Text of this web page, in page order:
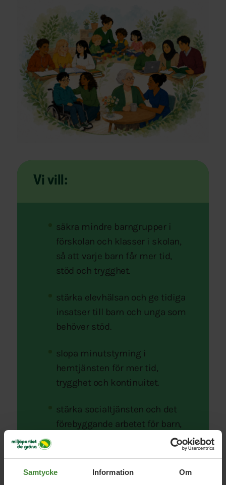
Samtycke Information Om
Vi vill:
säkra mindre barngrupper i
förskolan och klasser i skolan,
så att varje barn får mer tid,
stöd och trygghet.
stärka elevhälsan och ge tidiga
insatser till barn och unga som
behöver stöd.
slopa minutstyrning i
hemtjänsten för mer tid,
trygghet och kontinuitet.
stärka socialtjänsten och det
förebyggande arbetet för barn,